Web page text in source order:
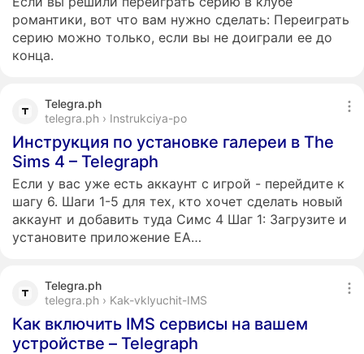
романтики, вот что вам нужно сделать: Переиграть
серию можно только, если вы не доиграли ее до
конца.
Telegra.ph
telegra.ph › Instrukciya-po
Инструкция по установке галереи в The
Sims 4 – Telegraph
Если у вас уже есть аккаунт с игрой - перейдите к
шагу 6. Шаги 1-5 для тех, кто хочет сделать новый
аккаунт и добавить туда Симс 4 Шаг 1: Загрузите и
установите приложение EA…
Telegra.ph
telegra.ph › Kak-vklyuchit-IMS
Как включить IMS сервисы на вашем
устройстве – Telegraph